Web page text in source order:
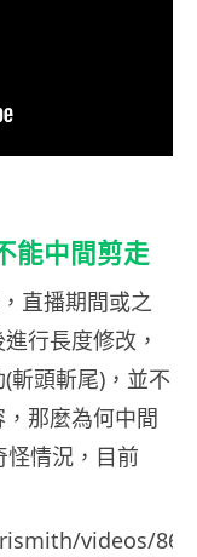
能中間剪走
直播期間或之
行長度修改，
斬頭斬尾)，並不
那麼為何中間
情況，目前
videos/